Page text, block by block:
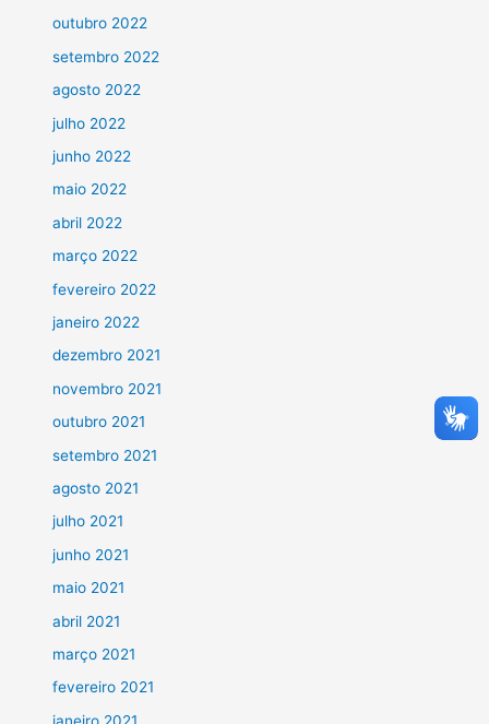
outubro 2022
setembro 2022
agosto 2022
julho 2022
junho 2022
maio 2022
abril 2022
março 2022
fevereiro 2022
janeiro 2022
dezembro 2021
novembro 2021
outubro 2021
setembro 2021
agosto 2021
julho 2021
junho 2021
maio 2021
abril 2021
março 2021
fevereiro 2021